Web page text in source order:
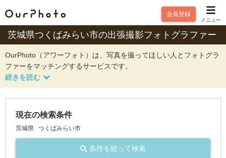
会員登録
メニュー
茨城県つくばみらい市の出張撮影フォトグラファー
OurPhoto（アワーフォト）は、写真を撮ってほしい人とフォトグラ
ファーをマッチングするサービスです。
現在の検索条件
茨城県 つくばみらい市
条件を絞って検索